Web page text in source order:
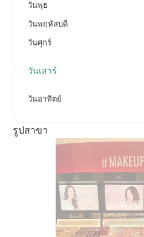
วันพุธ
วันพฤหัสบดี
วันศุกร์
วันเสาร์
วันอาทิตย์
รูปสาขา